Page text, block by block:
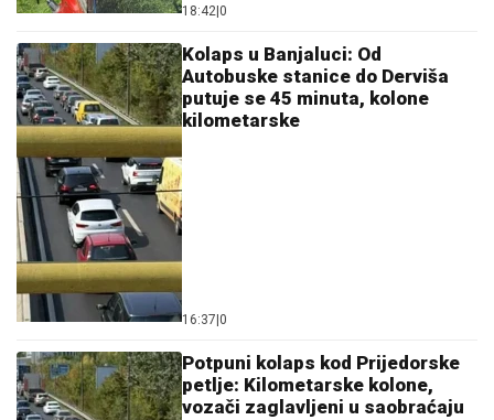
18:42 0
Kolaps u Banjaluci: Od
Autobuske stanice do Derviša
putuje se 45 minuta, kolone
kilometarske
16:37 0
Potpuni kolaps kod Prijedorske
petlje: Kilometarske kolone,
vozači zaglavljeni u saobraćaju